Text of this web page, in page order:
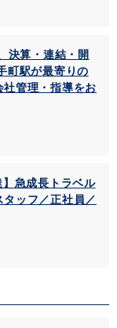
決算・連結・開
町駅が最寄りの
社管理・指導をお
】急成長トラベル
ッフ／正社員／